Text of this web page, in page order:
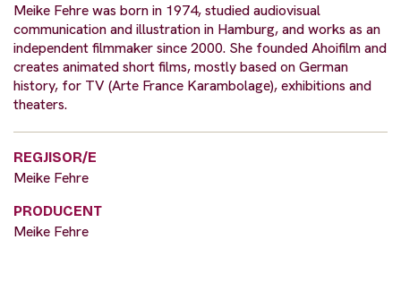
Meike Fehre was born in 1974, studied audiovisual
communication and illustration in Hamburg, and works as an
independent filmmaker since 2000. She founded Ahoifilm and
creates animated short films, mostly based on German
history, for TV (Arte France Karambolage), exhibitions and
theaters.
REGJISOR/E
Meike Fehre
PRODUCENT
Meike Fehre